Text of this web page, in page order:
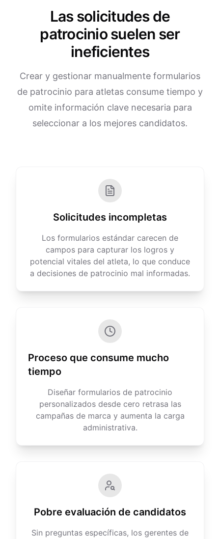
Las solicitudes de
patrocinio suelen ser
ineficientes
Crear y gestionar manualmente formularios
de patrocinio para atletas consume tiempo y
omite información clave necesaria para
seleccionar a los mejores candidatos.
Solicitudes incompletas
Los formularios estándar carecen de
campos para capturar los logros y
potencial vitales del atleta, lo que conduce
a decisiones de patrocinio mal informadas.
Proceso que consume mucho
tiempo
Diseñar formularios de patrocinio
personalizados desde cero retrasa las
campañas de marca y aumenta la carga
administrativa.
Pobre evaluación de candidatos
Sin preguntas específicas, los gerentes de